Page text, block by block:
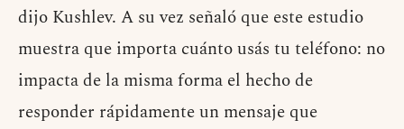
dijo Kushlev. A su vez señaló que este estudio
muestra que importa cuánto usás tu teléfono: no
impacta de la misma forma el hecho de
responder rápidamente un mensaje que